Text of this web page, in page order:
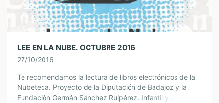
LEE EN LA NUBE. OCTUBRE 2016
27/10/2016
Te recomendamos la lectura de libros electrónicos de la
Nubeteca. Proyecto de la Diputación de Badajoz y la
Fundación Germán Sánchez Ruipérez. Infantil y Juvenil.